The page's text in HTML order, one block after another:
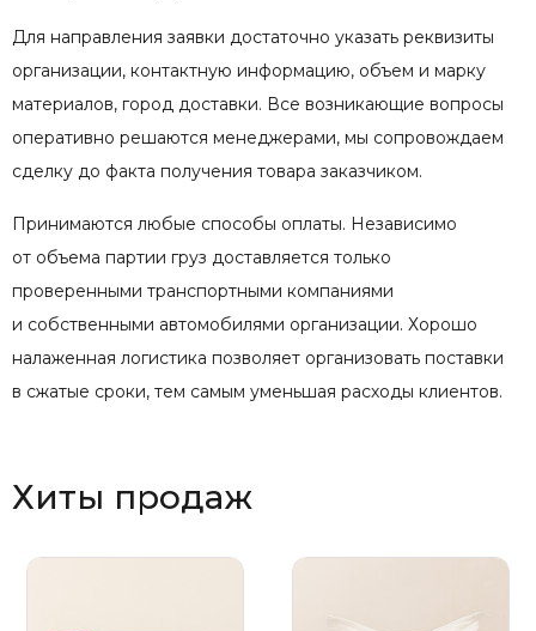
Для направления заявки достаточно указать реквизиты
организации, контактную информацию, объем и марку
материалов, город доставки. Все возникающие вопросы
оперативно решаются менеджерами, мы сопровождаем
сделку до факта получения товара заказчиком.
Принимаются любые способы оплаты. Независимо
от объема партии груз доставляется только
проверенными транспортными компаниями
и собственными автомобилями организации. Хорошо
налаженная логистика позволяет организовать поставки
в сжатые сроки, тем самым уменьшая расходы клиентов.
Хиты продаж